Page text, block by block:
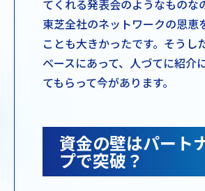
てくれる発表会のようなものな
東芝全社のネットワークの恩恵
ことも大きかったです。そうし
ベースにあって、人づてに紹介
てもらって今があります。
資金の壁はパート
プで突破？